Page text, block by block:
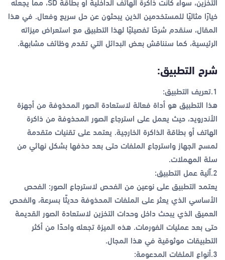
خيارًا مثاليًا للمستخدمين الذين يبحثون عن حل سريع وفعال. في هذا
المقال، سنقدم شرحًا تفصيليًا لهذا التطبيق مع استعراض ميزاته
الرئيسية، كما سنناقش بعض البدائل التي تقدم وظائف مشابهة.
شرح التطبيق:
1.تعريف التطبيق:
هذا التطبيق هو أداة فعالة لاستعادة الصور المحذوفة من أجهزة
الأندرويد، حيث يعمل على استرجاع الصور المحذوفة من ذاكرة
الهاتف أو بطاقة الذاكرة الخارجية. يعتمد على تقنيات متقدمة
لمسح الجهاز واسترجاع الملفات حتى بعد حذفها بشكل نهائي من
سلة المهملات.
2.آلية عمل التطبيق:
يعتمد التطبيق على نوعين من الفحص لاسترجاع الصور: الفحص
الأساسي الذي يعثر على الملفات المحذوفة حديثًا بسرعة، والفحص
العميق الذي يبحث داخل وحدات التخزين لاستعادة الصور القديمة
حتى بعد عمليات الفورمات. هذه الميزة تجعله واحدًا من أكثر
التطبيقات موثوقية في هذا المجال.
3.أنواع الملفات المدعومة: